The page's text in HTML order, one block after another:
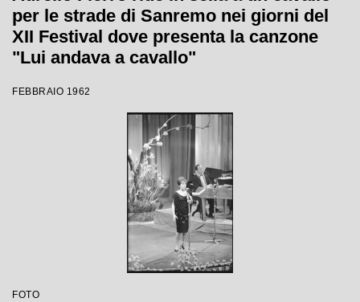
per le strade di Sanremo nei giorni del
XII Festival dove presenta la canzone
"Lui andava a cavallo"
FEBBRAIO 1962
FOTO